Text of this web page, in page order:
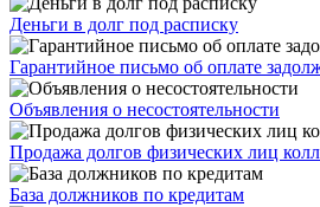
Деньги в долг под расписку
Гарантийное письмо об оплате
Объявления о несостоятельности
Продажа долгов физических лиц
База должников по кредитам